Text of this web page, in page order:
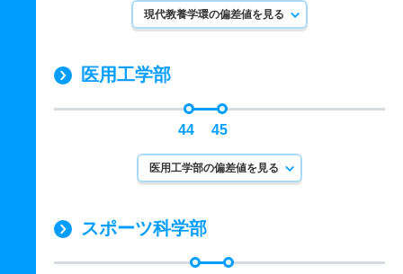
現代教養学環の偏差値を見る
医用工学部
44 45
医用工学部の偏差値を見る
スポーツ科学部